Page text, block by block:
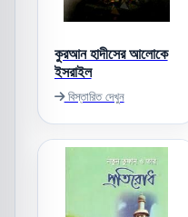
কুরআন হাদীসের আলোকে
ইসরাইল
বিস্তারিত দেখুন